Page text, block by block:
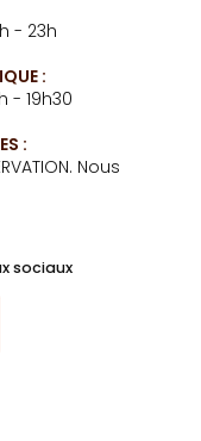
- 23h
:
- 19h30
:
Nous
sociaux